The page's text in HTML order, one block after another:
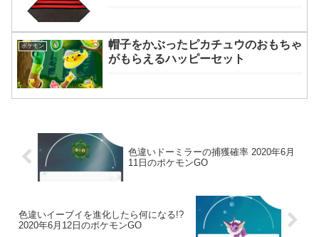
ポケモン
帽子をかぶったピカチュウのおもちゃ
がもらえるハッピーセット
色違いドーミラーの捕獲確率 2020年6月
11日のポケモンGO
色違いイーブイを進化したら何になる!?
2020年6月12日のポケモンGO